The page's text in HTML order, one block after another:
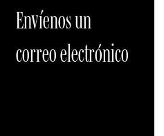
Envíenos un
correo electrónico